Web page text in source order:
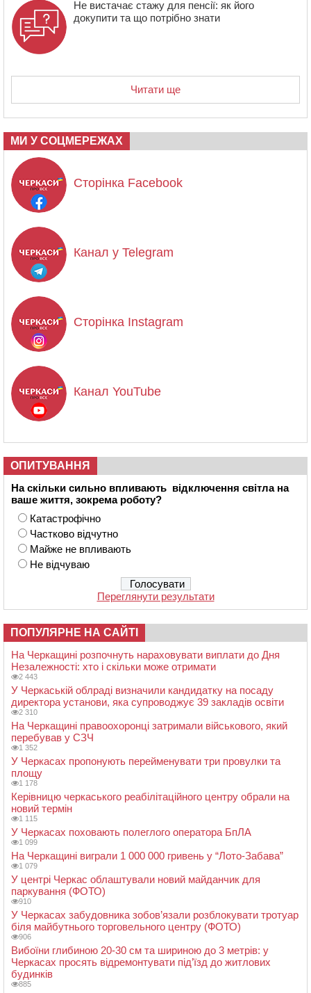
Не вистачає стажу для пенсії: як його
докупити та що потрібно знати
Читати ще
МИ У СОЦМЕРЕЖАХ
Сторінка Facebook
Канал у Telegram
Сторінка Instagram
Канал YouTube
ОПИТУВАННЯ
На скільки сильно впливають відключення світла на
ваше життя, зокрема роботу?
Катастрофічно
Частково відчутно
Майже не впливають
Не відчуваю
Переглянути результати
ПОПУЛЯРНЕ НА САЙТІ
На Черкащині розпочнуть нараховувати виплати до Дня
Незалежності: хто і скільки може отримати
2 443
У Черкаській облраді визначили кандидатку на посаду
директора установи, яка супроводжує 39 закладів освіти
2 310
На Черкащині правоохоронці затримали військового, який
перебував у СЗЧ
1 352
У Черкасах пропонують перейменувати три провулки та
площу
1 178
Керівницю черкаського реабілітаційного центру обрали на
новий термін
1 115
У Черкасах поховають полеглого оператора БпЛА
1 099
На Черкащині виграли 1 000 000 гривень у “Лото-Забава”
1 079
У центрі Черкас облаштували новий майданчик для
паркування (ФОТО)
910
У Черкасах забудовника зобов’язали розблокувати тротуар
біля майбутнього торговельного центру (ФОТО)
906
Вибоїни глибиною 20-30 см та шириною до 3 метрів: у
Черкасах просять відремонтувати під’їзд до житлових
будинків
885